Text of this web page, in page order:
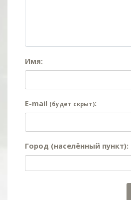
Имя:
E-mail (будет скрыт):
Город (населённый пункт):